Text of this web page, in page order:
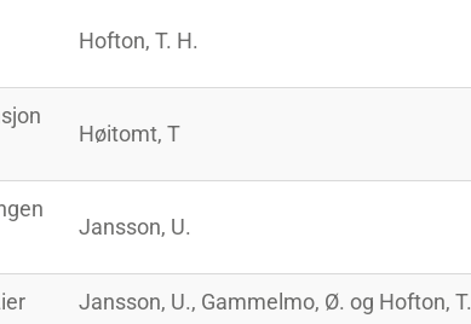
Hofton, T. H.
Høitomt, T
Jansson, U.
Jansson, U., Gammelmo, Ø. og Hofton, T.